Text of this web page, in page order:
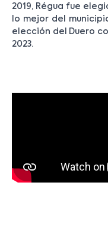
2019, Régua fue
lo mejor del
elección del Duero
2023.